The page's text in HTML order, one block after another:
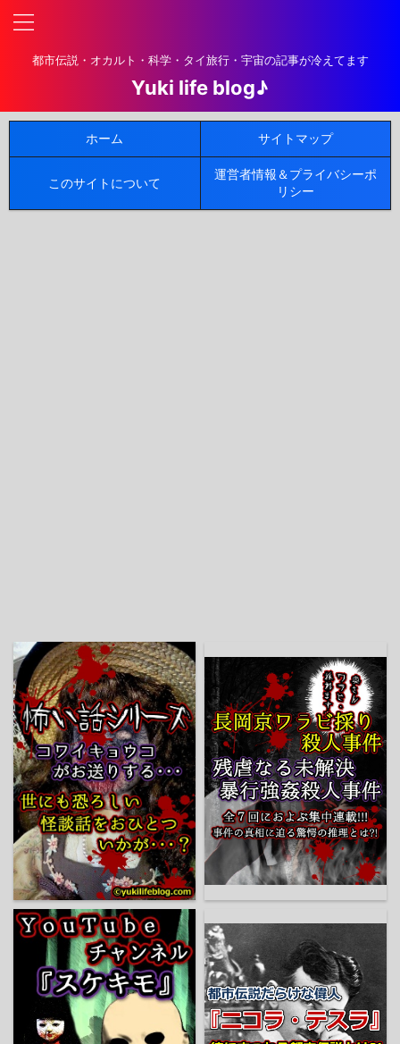
都市伝説・オカルト・科学・タイ旅行・宇宙の記事が冷えてます
Yuki life blog♪
ホーム サイトマップ
このサイトについて
運営者情報＆プライバシーポ
リシー